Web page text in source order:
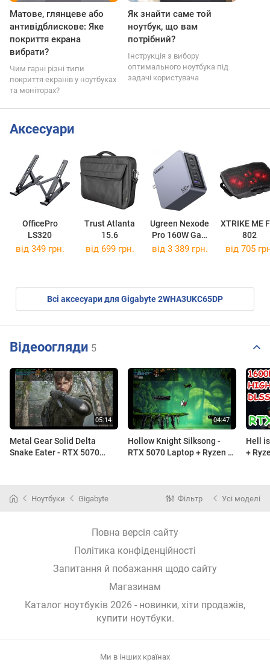
Матове, глянцеве або
антивідблискове: Яке
покриття екрана
вибрати?
Чим гарні різні типи
покриття екранів у ноутбуках
та моніторах?
Як знайти саме той
ноутбук, що вам
потрібний?
Інструкція з вибору
оптимального ноутбука під
задачі користувача
Аксесуари
OfficePro
LS320
Trust Atlanta
15.6
Ugreen Nexode
Pro 160W GaN
Fast Charger
XTRIKE ME
802
від 349 грн. від 699 грн. від 3 389 грн. від 705
Всі аксесуари для Gigabyte 2WHA3UKC65DP
Відеоогляди 5
Metal Gear Solid Delta
Snake Eater - RTX 5070
Hollow Knight Silksong -
RTX 5070 Laptop + Ryzen 9
Hell
+
Ноутбуки Gigabyte Фільтр Усі моделі
Повна версія сайту
Політика конфіденційності
Запитання й побажання щодо сайту
Магазинам
Каталог ноутбуків 2026 - новинки, хіти продажів,
купити ноутбуки.
Ми в інших країнах